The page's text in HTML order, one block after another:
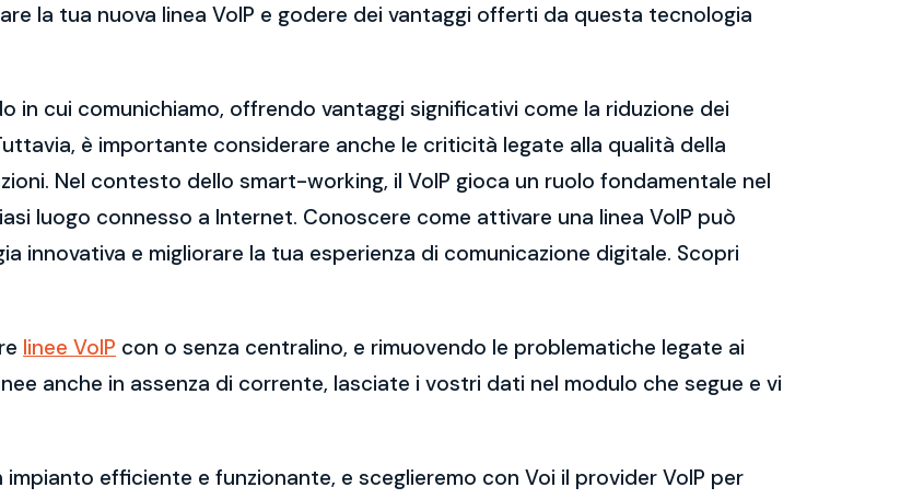
la tua nuova linea VoIP e godere dei vantaggi offerti da questa tecnologia
in cui comunichiamo, offrendo vantaggi significativi come la riduzione dei
è importante considerare anche le criticità legate alla qualità della
Nel contesto dello smart-working, il VoIP gioca un ruolo fondamentale nel
luogo connesso a Internet. Conoscere come attivare una linea VoIP può
e migliorare la tua esperienza di comunicazione digitale. Scopri
linee VoIP con o senza centralino, e rimuovendo le problematiche legate ai
anche in assenza di corrente, lasciate i vostri dati nel modulo che segue e vi
efficiente e funzionante, e sceglieremo con Voi il provider VoIP per